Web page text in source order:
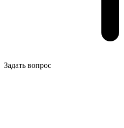
Задать вопрос